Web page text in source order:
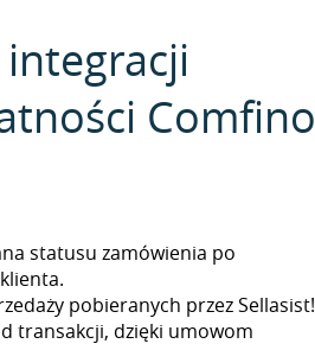
Comfino
statusu zamówienia po
pobieranych przez Sellasist!
transakcji, dzięki umowom